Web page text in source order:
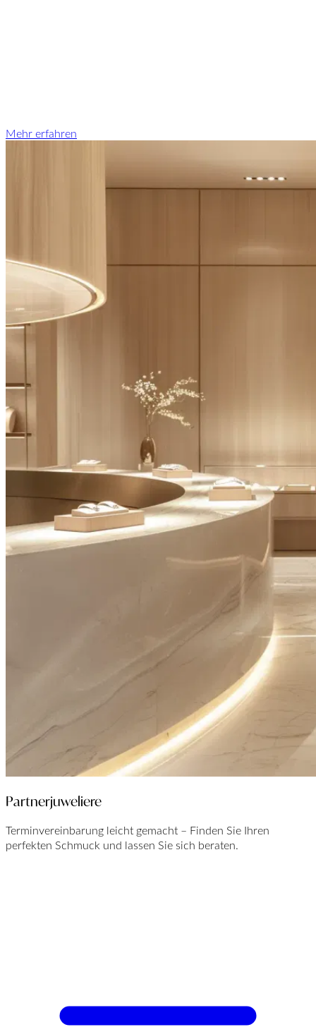
Mehr erfahren
Partnerjuweliere
Terminvereinbarung leicht gemacht – Finden Sie Ihren
perfekten Schmuck und lassen Sie sich beraten.